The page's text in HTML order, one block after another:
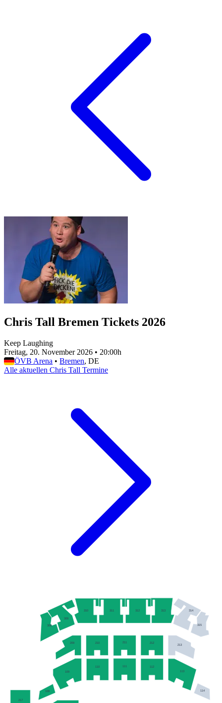
Chris Tall Bremen Tickets 2026
Keep Laughing
Freitag, 20. November 2026 • 20:00h
ÖVB Arena • Bremen, DE
Alle aktuellen Chris Tall Termine
114
113
112
111
110
109
108
213
212
211
210
209
217
315
314
313
312
311
310
309
308